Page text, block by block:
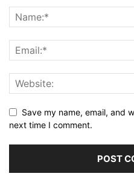
Save my name, email, and
next time I comment.